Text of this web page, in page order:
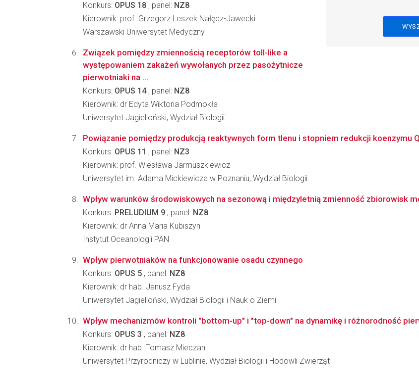
Konkurs: OPUS 18 , panel: NZ8
Kierownik: prof. Grzegorz Leszek Nałęcz-Jawecki
Warszawski Uniwersytet Medyczny
Związek pomiędzy zmiennością receptorów toll-like a
występowaniem zakażeń wywołanych przez pasożytnicze
pierwotniaki na ...
Konkurs: OPUS 14, panel: NZ8
Kierownik: dr Edyta Wiktoria Podmokła
Uniwersytet Jagielloński, Wydział Biologii
Powiązanie pomiędzy produkcją reaktywnych form tlenu i stopniem redukcji koenzymu
Konkurs: OPUS 11 , panel: NZ3
Kierownik: prof. Wiesława Jarmuszkiewicz
Uniwersytet im. Adama Mickiewicza w Poznaniu, Wydział Biologii
Wpływ warunków środowiskowych na sezonową i międzyletnią zmienność zbiorowisk
Konkurs: PRELUDIUM 9 , panel: NZ8
Kierownik: dr Anna Maria Kubiszyn
Instytut Oceanologii PAN
Wpływ pierwotniaków na funkcjonowanie osadu czynnego
Konkurs: OPUS 5 , panel: NZ8
Kierownik: dr hab. Janusz Fyda
Uniwersytet Jagielloński, Wydział Biologii i Nauk o Ziemi
Wpływ mechanizmów kontroli "bottom-up" i "top-down" na dynamikę i różnorodność
Konkurs: OPUS 3 , panel: NZ8
Kierownik: dr hab. Tomasz Mieczan
Uniwersytet Przyrodniczy w Lublinie, Wydział Biologii i Hodowli Zwierząt